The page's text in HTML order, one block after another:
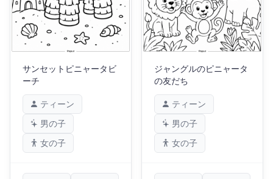
サンセットピニャータビ
ーチ
ティーン
男の子
女の子
ジャングルのピニャータ
の友だち
ティーン
男の子
女の子